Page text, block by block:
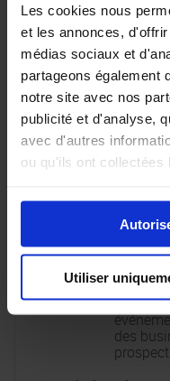
Les cookies nous
et les annonces,
médias sociaux et
partageons également
notre site avec nos
publicité et d'analyse,
avec d'autres
ou qu'ils ont collectées
Utiliser
Justifier
d’au
vente
Avoir
bonne
Être un
Dynamisme
Être
Gérer
Networking:
des